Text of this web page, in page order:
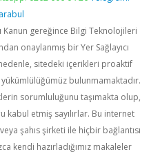
Kanun gereğince Bilgi Teknolojileri
onaylanmış bir Yer Sağlayıcı
sitedeki içerikleri proaktif
bulunmamaktadır.
sorumluluğunu taşımakta olup,
kabul etmiş sayılırlar. Bu internet
şahıs şirketi ile hiçbir bağlantısı
kendi hazırladığımız makaleler